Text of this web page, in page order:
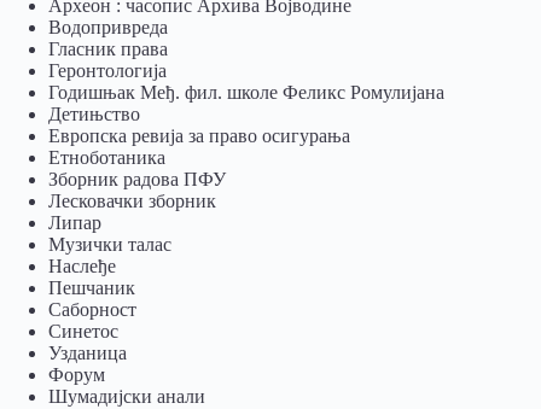
Археон : часопис Архива Војводине
Водопривреда
Гласник права
Геронтологија
Годишњак Међ. фил. школе Феликс Ромулијана
Детињство
Европска ревија за право осигурања
Eтноботаника
Зборник радова ПФУ
Лесковачки зборник
Липар
Музички талас
Наслеђе
Пешчаник
Саборност
Синетос
Узданица
Форум
Шумадијски анали